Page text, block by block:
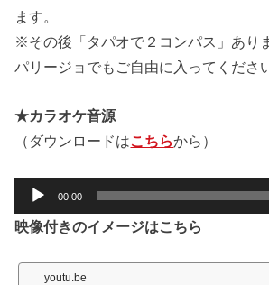
ます。
※その後「タパオで２コンパス」あり
パリージョでもご自由に入ってくださ
★カラオケ音源
（ダウンロードはこちらから）
プ
00:00
映像付きのイメージはこちら
youtu.be